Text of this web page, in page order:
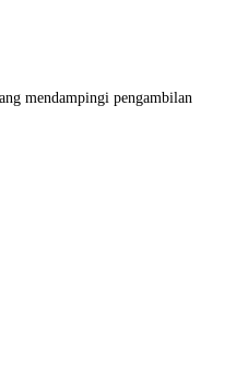
mendampingi pengambilan